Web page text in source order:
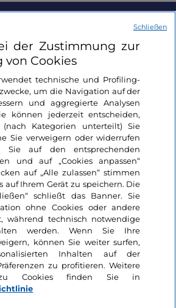
der Zustimmung zur
von Cookies
technische und Profiling-
um die Navigation auf der
und aggregierte Analysen
können jederzeit entscheiden,
(nach Kategorien unterteilt) Sie
Sie verweigern oder widerrufen
Sie auf den entsprechenden
und auf „Cookies anpassen“
auf „Alle zulassen“ stimmen
auf Ihrem Gerät zu speichern. Die
schließt das Banner. Sie
ohne Cookies oder andere
während technisch notwendige
werden. Wenn Sie Ihre
können Sie weiter surfen,
Inhalten auf der
zu profitieren. Weitere
zu Cookies finden Sie in
Schließen